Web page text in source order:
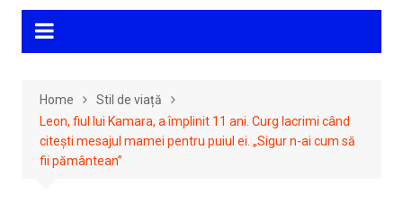
Home
Stil de viață
Leon, fiul lui Kamara, a împlinit 11 ani. Curg lacrimi când
citești mesajul mamei pentru puiul ei. „Sigur n-ai cum să
fii pământean”